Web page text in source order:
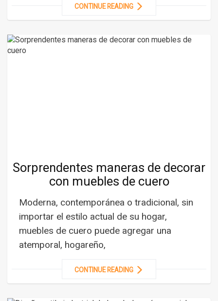
CONTINUE READING
Sorprendentes maneras de decorar
con muebles de cuero
Moderna, contemporánea o tradicional, sin
importar el estilo actual de su hogar,
muebles de cuero puede agregar una
atemporal, hogareño,
CONTINUE READING